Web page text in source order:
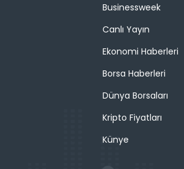
Businessweek
Canlı Yayın
Ekonomi Haberleri
Borsa Haberleri
Dünya Borsaları
Kripto Fiyatları
Künye